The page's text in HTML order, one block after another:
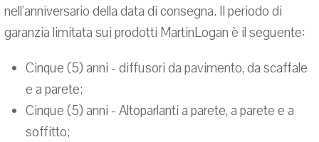
nell'anniversario della data di consegna. Il periodo di
garanzia limitata sui prodotti MartinLogan è il seguente:
Cinque (5) anni - diffusori da pavimento, da scaffale
e a parete;
Cinque (5) anni - Altoparlanti a parete, a parete e a
soffitto;